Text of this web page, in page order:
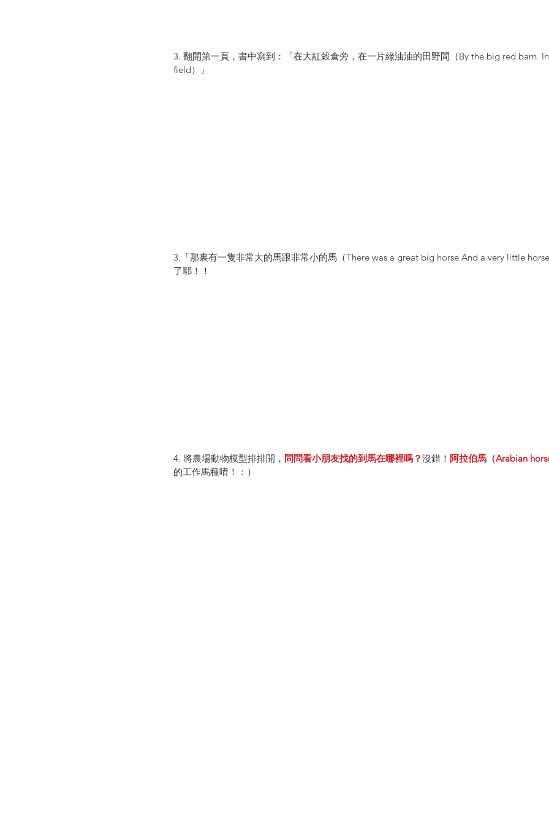
3. 翻開第一頁，書中寫到：「在大紅穀倉旁，在一片綠油油的田野間（By the big red barn.
field）」
3.「那裏有一隻非常大的馬跟非常小的馬（There was a great big horse And a very little
了耶！！
4. 將農場動物模型排排開， 問問看小朋友找的到馬在哪裡嗎？沒錯！ 阿拉伯馬（Arabian
的工作馬種唷！：）